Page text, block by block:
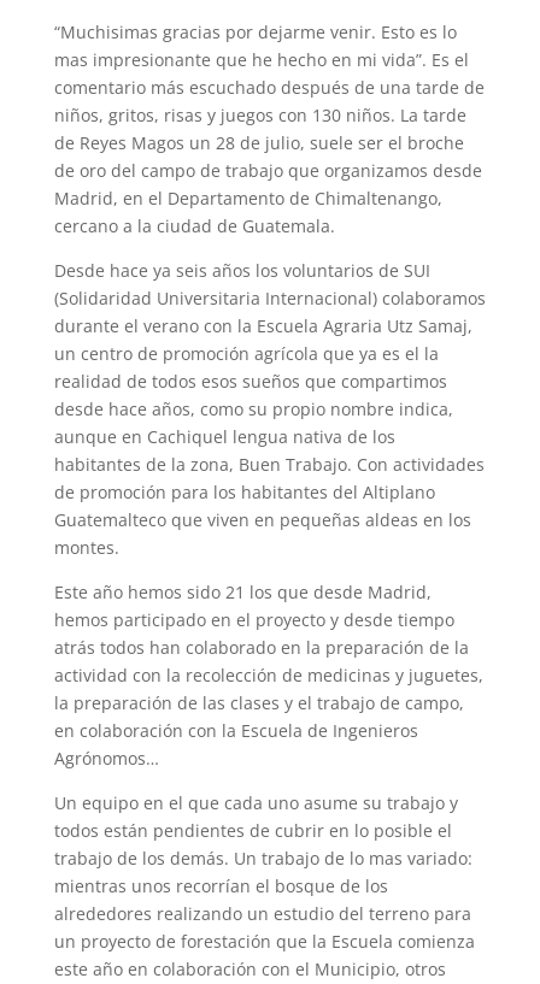
“Muchisimas gracias por dejarme venir. Esto es lo
mas impresionante que he hecho en mi vida”. Es el
comentario más escuchado después de una tarde de
niños, gritos, risas y juegos con 130 niños. La tarde
de Reyes Magos un 28 de julio, suele ser el broche
de oro del campo de trabajo que organizamos desde
Madrid, en el Departamento de Chimaltenango,
cercano a la ciudad de Guatemala.
Desde hace ya seis años los voluntarios de SUI
(Solidaridad Universitaria Internacional) colaboramos
durante el verano con la Escuela Agraria Utz Samaj,
un centro de promoción agrícola que ya es el la
realidad de todos esos sueños que compartimos
desde hace años, como su propio nombre indica,
aunque en Cachiquel lengua nativa de los
habitantes de la zona, Buen Trabajo. Con actividades
de promoción para los habitantes del Altiplano
Guatemalteco que viven en pequeñas aldeas en los
montes.
Este año hemos sido 21 los que desde Madrid,
hemos participado en el proyecto y desde tiempo
atrás todos han colaborado en la preparación de la
actividad con la recolección de medicinas y juguetes,
la preparación de las clases y el trabajo de campo,
en colaboración con la Escuela de Ingenieros
Agrónomos…
Un equipo en el que cada uno asume su trabajo y
todos están pendientes de cubrir en lo posible el
trabajo de los demás. Un trabajo de lo mas variado:
mientras unos recorrían el bosque de los
alrededores realizando un estudio del terreno para
un proyecto de forestación que la Escuela comienza
este año en colaboración con el Municipio, otros